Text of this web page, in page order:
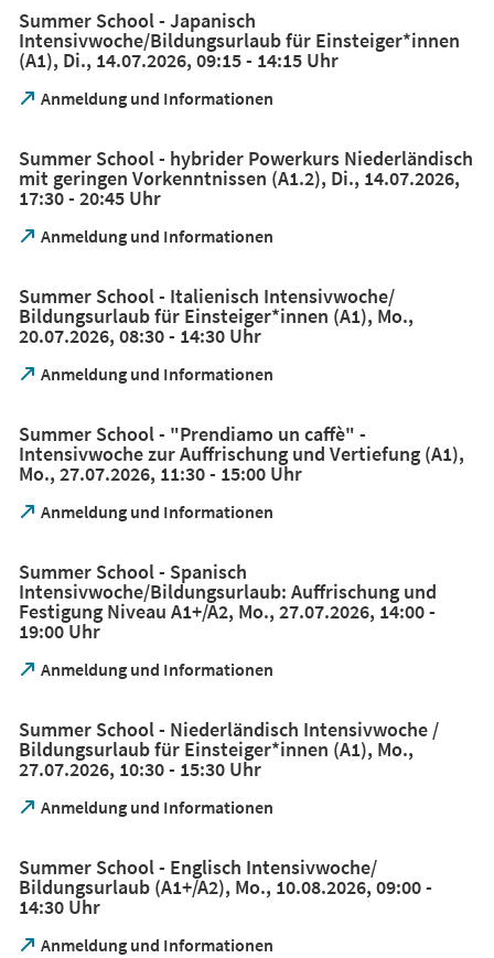
neuen
Tab)
Summer School - Japanisch
Intensivwoche/Bildungsurlaub für Einsteiger*innen
(A1), Di., 14.07.2026, 09:15 - 14:15 Uhr
Anmeldung und Informationen
(Öffnet
neuen
Tab)
Summer School - hybrider Powerkurs Niederländisch
mit geringen Vorkenntnissen (A1.2), Di., 14.07.2026,
17:30 - 20:45 Uhr
Anmeldung und Informationen
(Öffnet
neuen
Tab)
Summer School - Italienisch Intensivwoche/
Bildungsurlaub für Einsteiger*innen (A1), Mo.,
20.07.2026, 08:30 - 14:30 Uhr
Anmeldung und Informationen
(Öffnet
neuen
Tab)
Summer School - "Prendiamo un caffè" -
Intensivwoche zur Auffrischung und Vertiefung (A1),
Mo., 27.07.2026, 11:30 - 15:00 Uhr
Anmeldung und Informationen
(Öffnet
neuen
Tab)
Summer School - Spanisch
Intensivwoche/Bildungsurlaub: Auffrischung und
Festigung Niveau A1+/A2, Mo., 27.07.2026, 14:00 -
19:00 Uhr
Anmeldung und Informationen
(Öffnet
neuen
Tab)
Summer School - Niederländisch Intensivwoche /
Bildungsurlaub für Einsteiger*innen (A1), Mo.,
27.07.2026, 10:30 - 15:30 Uhr
Anmeldung und Informationen
(Öffnet
neuen
Tab)
Summer School - Englisch Intensivwoche/
Bildungsurlaub (A1+/A2), Mo., 10.08.2026, 09:00 -
14:30 Uhr
Anmeldung und Informationen
(Öffnet